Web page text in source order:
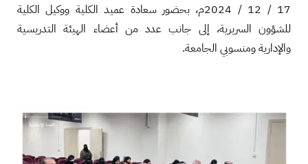
17 / 12 / 2024م، بحضور سعادة عميد الكلية ووكيل الكلية
للشؤون السريرية، إلى جانب عدد من أعضاء الهيئة التدريسية
والإدارية ومنسوبي الجامعة.
الصورة